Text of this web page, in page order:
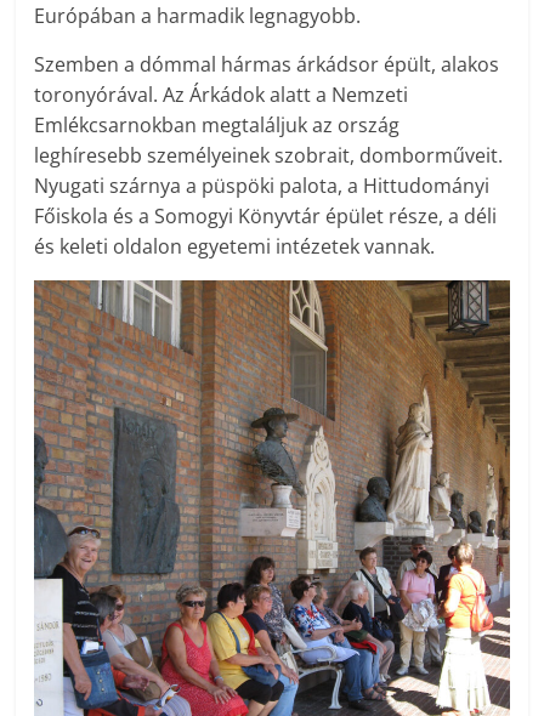
Európában a harmadik legnagyobb.
Szemben a dómmal hármas árkádsor épült, alakos
toronyórával. Az Árkádok alatt a Nemzeti
Emlékcsarnokban megtaláljuk az ország
leghíresebb személyeinek szobrait, domborműveit.
Nyugati szárnya a püspöki palota, a Hittudományi
Főiskola és a Somogyi Könyvtár épület része, a déli
és keleti oldalon egyetemi intézetek vannak.